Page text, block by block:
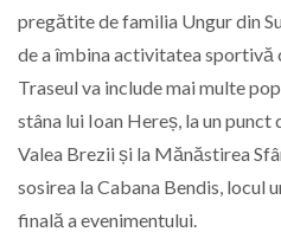
pregătite de familia Ungur din
de a îmbina activitatea sportivă
Traseul va include mai multe
stâna lui Ioan Hereș, la un
Valea Brezii și la Mănăstirea
sosirea la Cabana Bendis, locul
finală a evenimentului.